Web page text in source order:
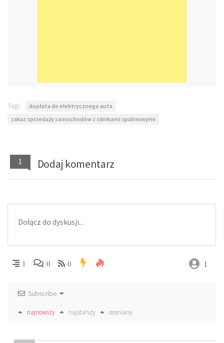
Tagi:
dopłata do elektrycznego auta
zakaz sprzedaży samochodów z silnikami spalinowymi
1 Dodaj komentarz
1 0 0 1
Subscribe
najnowszy najstarszy oceniany